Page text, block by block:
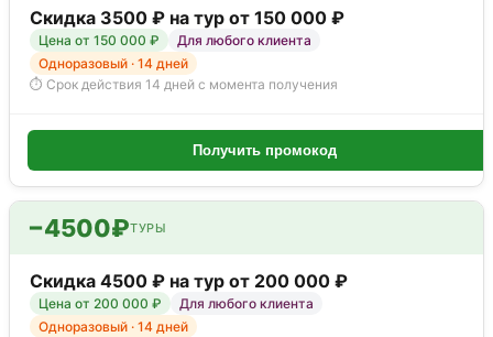
Скидка 3500 ₽ на тур от 150 000 ₽
Цена от 150 000 ₽
Для любого клиента
Одноразовый · 14 дней
⏱ Срок действия 14 дней с момента получения
Получить промокод
−4500₽ТУРЫ
Скидка 4500 ₽ на тур от 200 000 ₽
Цена от 200 000 ₽
Для любого клиента
Одноразовый · 14 дней